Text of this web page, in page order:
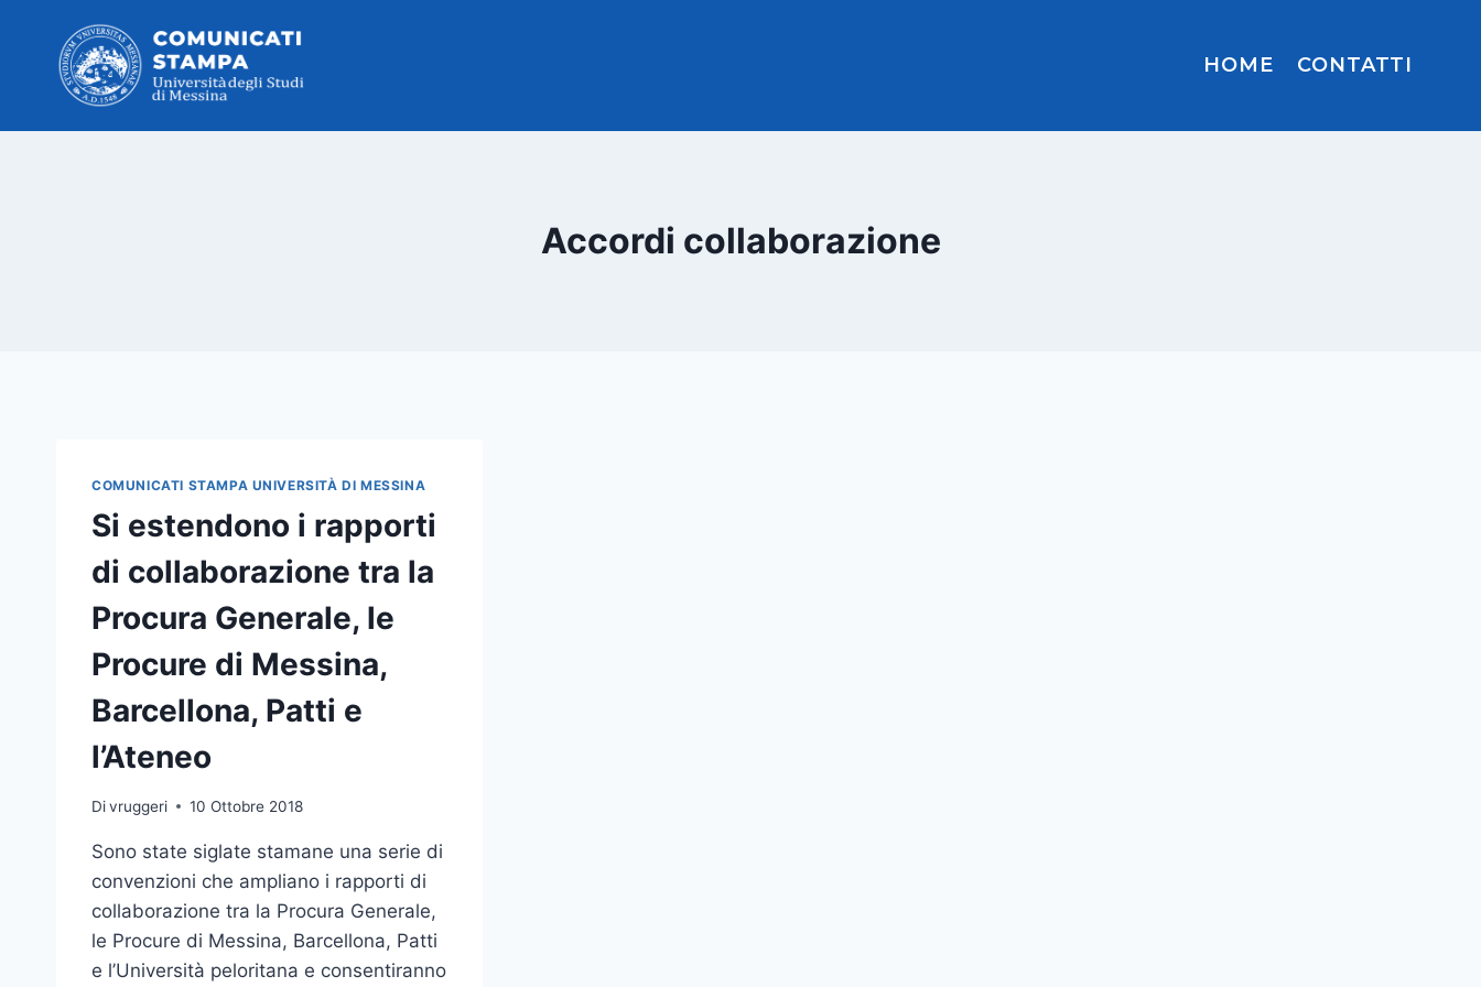
contenuto
HOME CONTATTI
Accordi collaborazione
COMUNICATI STAMPA UNIVERSITÀ DI MESSINA
Si estendono i rapporti
di collaborazione tra la
Procura Generale, le
Procure di Messina,
Barcellona, Patti e
l’Ateneo
Divruggeri 10 Ottobre 2018
Sono state siglate stamane una serie di
convenzioni che ampliano i rapporti di
collaborazione tra la Procura Generale,
le Procure di Messina, Barcellona, Patti
e l’Università peloritana e consentiranno